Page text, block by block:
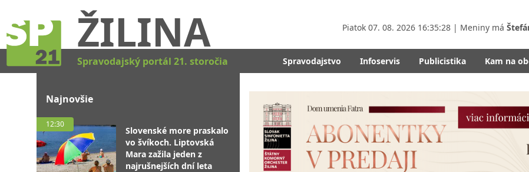
ŽILINA Piatok 07. 08. 2026 16:35:29 | Meniny má
Spravodajský portál 21. storočia Spravodajstvo Infoservis Publicistika Kam na
Najnovšie
12:30
Slovenské more praskalo
vo švíkoch. Liptovská
Mara zažila jeden z
najrušnejších dní leta